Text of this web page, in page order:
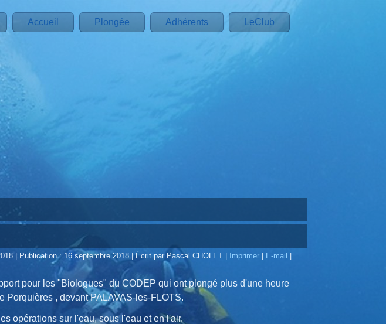
Accueil Plongée Adhérents LeClub
Publication : 16 septembre 2018 |Écrit par Pascal CHOLET Imprimer E-mail
pour les "Biologues" du CODEP qui ont plongé plus d'une heure
Porquières , devant PALAVAS-les-FLOTS.
opérations sur l'eau, sous l'eau et en l'air.